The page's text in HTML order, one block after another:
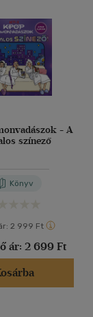
- A
színező
Könyv
2 999 Ft
ár: 2 699 Ft